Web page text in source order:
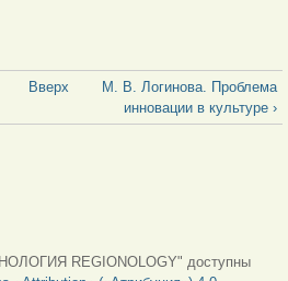
Вверх
М. В. Логинова. Проблема
инновации в культуре ›
REGIONOLOGY" доступны